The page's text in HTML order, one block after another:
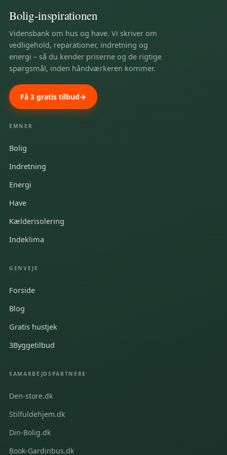
Bolig-inspirationen
Vidensbank om hus og have. Vi skriver om
vedligehold, reparationer, indretning og
energi – så du kender priserne og de rigtige
spørgsmål, inden håndværkeren kommer.
Få 3 gratis tilbud
EMNER
Bolig
Indretning
Energi
Have
Kælderisolering
Indeklima
GENVEJE
Forside
Blog
Gratis hustjek
3Byggetilbud
SAMARBEJDSPARTNERE
Den-store.dk
Stilfuldehjem.dk
Din-Bolig.dk
Book-Gardinbus.dk